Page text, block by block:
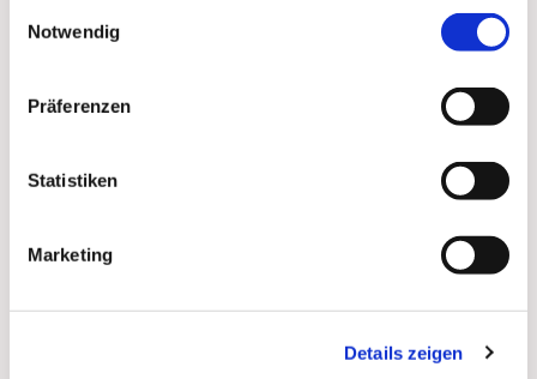
Notwendig
Präferenzen
Statistiken
Marketing
Details zeigen